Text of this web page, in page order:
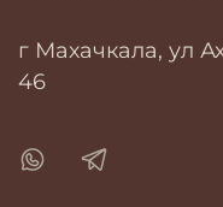
г Махачкала, ул
46